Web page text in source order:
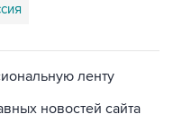
ленту
новостей сайта